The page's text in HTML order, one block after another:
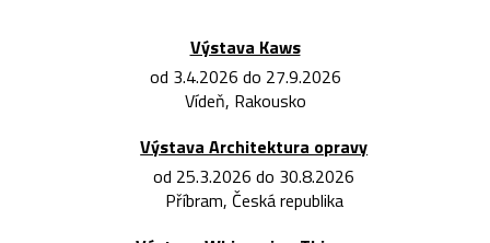
Výstava Kaws
od 3.4.2026 do 27.9.2026
Vídeň, Rakousko
Výstava Architektura opravy
od 25.3.2026 do 30.8.2026
Příbram, Česká republika